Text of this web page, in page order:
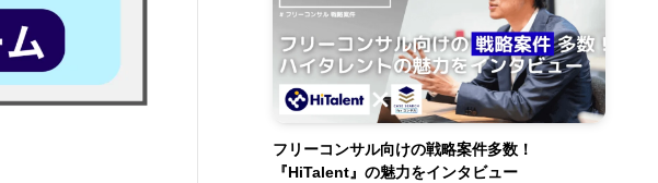
フリーコンサル向けの戦略案件多数！
『HiTalent』の魅力をインタビュー